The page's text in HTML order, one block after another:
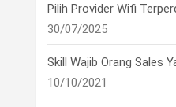
Pilih Provider Wifi
30/07/2025
Skill Wajib Orang Sales
10/10/2021